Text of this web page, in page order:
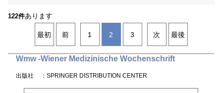
122件あります
最初 前 1 2 3 次 最後
Wmw -Wiener Medizinische Wochenschrift
出版社 ：SPRINGER DISTRIBUTION CENTER